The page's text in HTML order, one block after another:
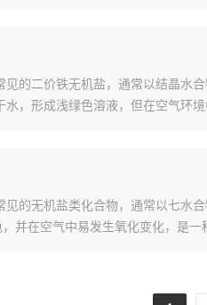
的二价铁无机盐，通常以结晶水
水，形成浅绿色溶液，但在空气环
的无机盐类化合物，通常以七水
并在空气中易发生氧化变化，是